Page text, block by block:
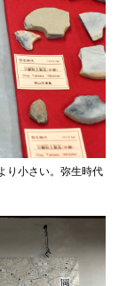
り小さい。弥生時代